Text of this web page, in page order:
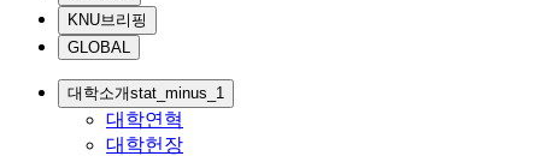
KNU브리핑
GLOBAL
대학소개stat_minus_1
대학연혁
대학헌장